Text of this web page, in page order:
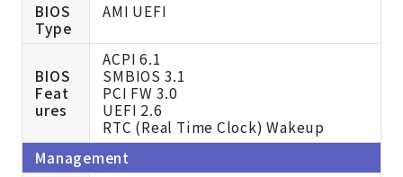
BIOS
Type
AMI UEFI
BIOS
Feat
ures
ACPI 6.1
SMBIOS 3.1
PCI FW 3.0
UEFI 2.6
RTC (Real Time Clock) Wakeup
Management